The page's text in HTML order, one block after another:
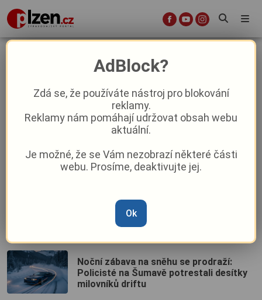
Úleva pro řidiče: Úsek kolem Sokolovny
v Rokycanech je opět průjezdný
Vyluxovaná auta v Plzni. Zloději jdou po
všem, od učebnic angličtiny po 260
Vůně jitrnic i hukot dvoutaktů.
Plzeňská Doubravka zve na velkolepou
Noční zábava na sněhu se prodraží:
Policisté na Šumavě potrestali desítky
milovníků driftu
AdBlock?
Zdá se, že používáte nástroj pro blokování
reklamy.
Reklamy nám pomáhají udržovat obsah webu
aktuální.
Je možné, že se Vám nezobrazí některé části
webu. Prosíme, deaktivujte jej.
Ok